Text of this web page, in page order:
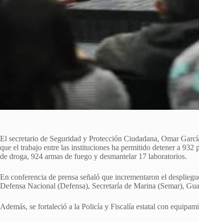
El secretario de Seguridad y Protección Ciudadana, Omar
que el trabajo entre las instituciones ha permitido detener a
de droga, 924 armas de fuego y desmantelar 17 laboratorios.
En conferencia de prensa señaló que incrementaron el
Defensa Nacional (Defensa), Secretaría de Marina (Semar),
Además, se fortaleció a la Policía y Fiscalía estatal con